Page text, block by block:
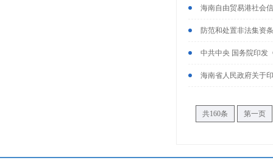
海南自由贸易港社会
防范和处置非法集资
中共中央 国务院印发
海南省人民政府关于
共160条 第一页